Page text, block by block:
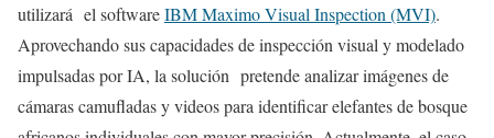
utilizará el softwareIBM Maximo Visual Inspection (MVI).
Aprovechando sus capacidades de inspección visual y modelado
impulsadas por IA, la solución pretende analizar imágenes de
cámaras camufladas y videos para identificar elefantes de bosque